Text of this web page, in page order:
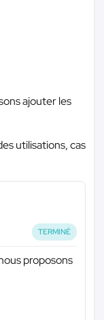
ajouter les
utilisations, cas
TERMINÉ
proposons